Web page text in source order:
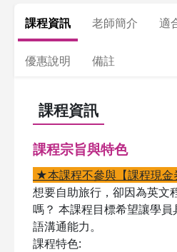
課程資訊 老師簡介 適
優惠說明 備註
課程資訊
課程宗旨與特色
★本課程不參與【課程現
想要自助旅行，卻因為英文
嗎？ 本課程目標希望讓學
語溝通能力。
課程特色: